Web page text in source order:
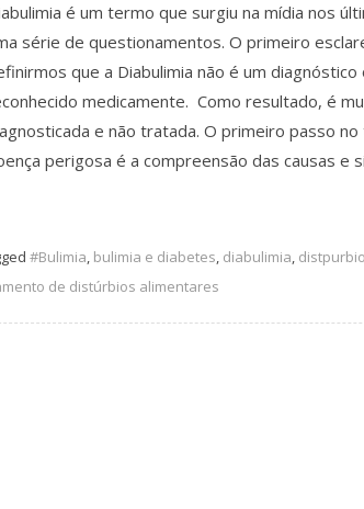
é um termo que surgiu na mídia nos
série de questionamentos. O primeiro
que a Diabulimia não é um
medicamente. Como resultado, é
e não tratada. O primeiro passo
perigosa é a compreensão das causas e
#Bulimia, bulimia e diabetes, diabulimia,
de distúrbios alimentares